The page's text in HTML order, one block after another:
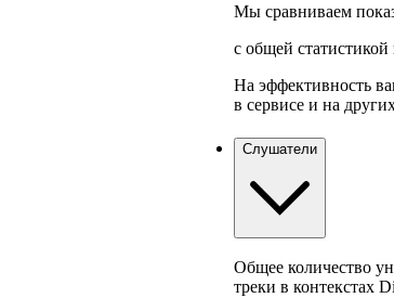
Мы сравниваем
с общей
На эффективность
в сервисе и на
Слушатели
Общее количество
треки в контекстах